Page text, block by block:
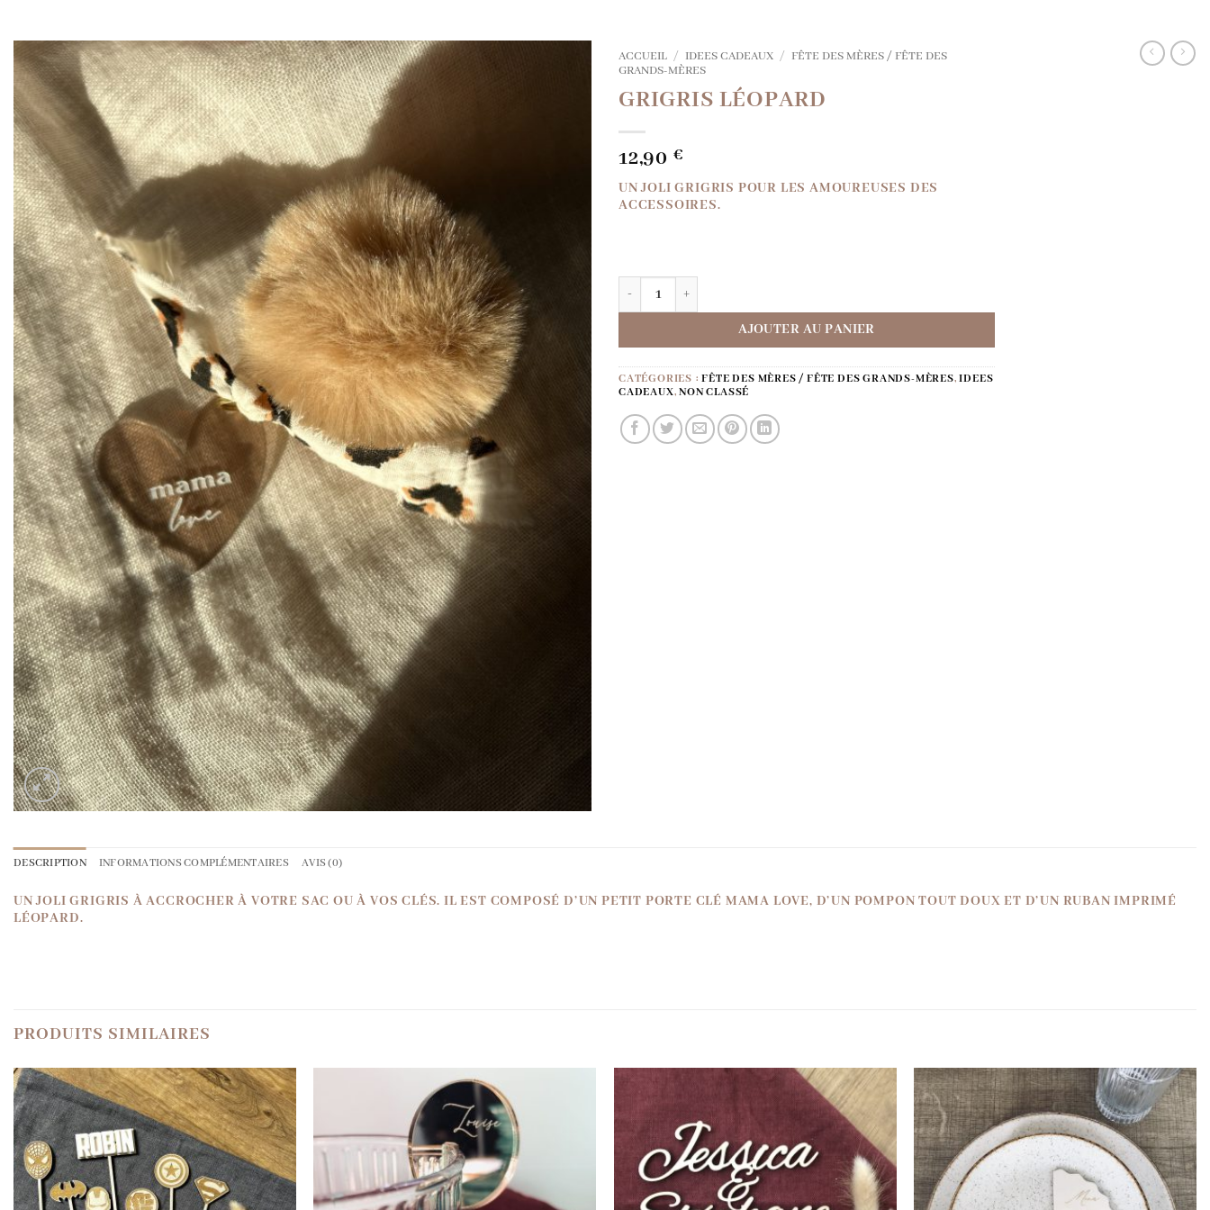
ACCUEIL / IDEES CADEAUX / FÊTE DES MÈRES / FÊTE DES
GRANDS-MÈRES
GRIGRIS LÉOPARD
12,90 €
UN JOLI GRIGRIS POUR LES AMOUREUSES DES
ACCESSOIRES.
AJOUTER AU PANIER
CATÉGORIES :FÊTE DES MÈRES / FÊTE DES GRANDS-MÈRES,IDEES
CADEAUX,NON CLASSÉ
DESCRIPTION INFORMATIONS COMPLÉMENTAIRES AVIS (0)
UN JOLI GRIGRIS À ACCROCHER À VOTRE SAC OU À VOS CLÉS. IL EST COMPOSÉ D’UN PETIT PORTE CLÉ MAMA LOVE, D’UN POMPON TOUT DOUX ET D’UN RUBAN IMPRIMÉ
LÉOPARD.
PRODUITS SIMILAIRES